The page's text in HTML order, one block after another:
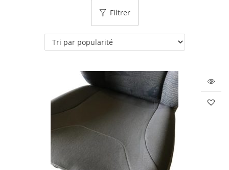
Coiffes de
Filtrer